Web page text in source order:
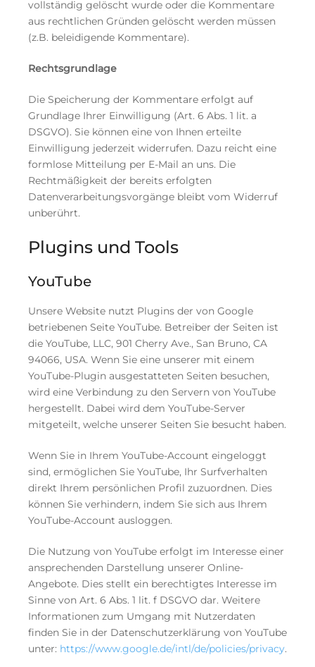
vollständig gelöscht wurde oder die Kommentare
aus rechtlichen Gründen gelöscht werden müssen
(z.B. beleidigende Kommentare).
Rechtsgrundlage
Die Speicherung der Kommentare erfolgt auf
Grundlage Ihrer Einwilligung (Art. 6 Abs. 1 lit. a
DSGVO). Sie können eine von Ihnen erteilte
Einwilligung jederzeit widerrufen. Dazu reicht eine
formlose Mitteilung per E-Mail an uns. Die
Rechtmäßigkeit der bereits erfolgten
Datenverarbeitungsvorgänge bleibt vom Widerruf
unberührt.
Plugins und Tools
YouTube
Unsere Website nutzt Plugins der von Google
betriebenen Seite YouTube. Betreiber der Seiten ist
die YouTube, LLC, 901 Cherry Ave., San Bruno, CA
94066, USA. Wenn Sie eine unserer mit einem
YouTube-Plugin ausgestatteten Seiten besuchen,
wird eine Verbindung zu den Servern von YouTube
hergestellt. Dabei wird dem YouTube-Server
mitgeteilt, welche unserer Seiten Sie besucht haben.
Wenn Sie in Ihrem YouTube-Account eingeloggt
sind, ermöglichen Sie YouTube, Ihr Surfverhalten
direkt Ihrem persönlichen Profil zuzuordnen. Dies
können Sie verhindern, indem Sie sich aus Ihrem
YouTube-Account ausloggen.
Die Nutzung von YouTube erfolgt im Interesse einer
ansprechenden Darstellung unserer Online-
Angebote. Dies stellt ein berechtigtes Interesse im
Sinne von Art. 6 Abs. 1 lit. f DSGVO dar. Weitere
Informationen zum Umgang mit Nutzerdaten
finden Sie in der Datenschutzerklärung von YouTube
unter: https://www.google.de/intl/de/policies/privacy.